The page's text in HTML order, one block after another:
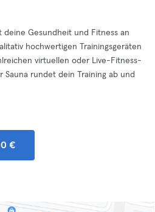
deine Gesundheit und Fitness an
hochwertigen Trainingsgeräten
virtuellen oder Live-Fitness-
Sauna rundet dein Training ab und
€